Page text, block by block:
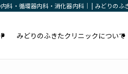
科・循環器内科・消化器内科｜ | みどりのふ
みどりのふきたクリニックについて